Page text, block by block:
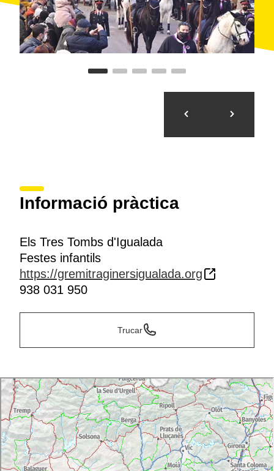
qualitat.
A més de la desfilada, la festa ofereix unaàmplia
programació d’activitats, amb concursos, xerrades,
Informació pràctica
Els Tres Tombs d'Igualada
Festes infantils
https://gremitraginersigualada.org
938 031 950
Trucar